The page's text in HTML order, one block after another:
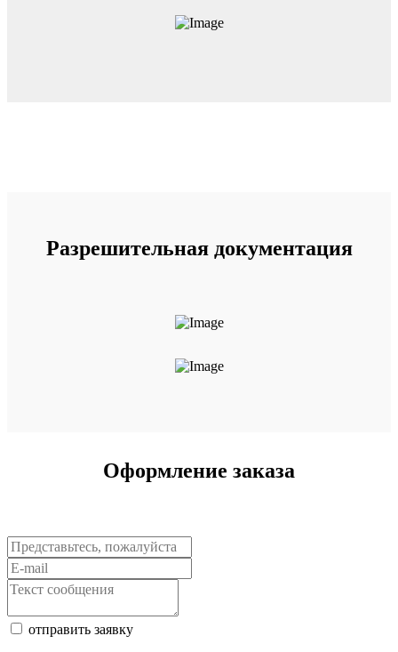
Разрешительная документация
Оформление заказа
отправить заявку